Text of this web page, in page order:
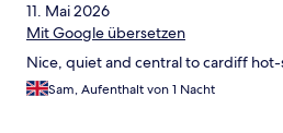
11. Mai 2026
Mit Google übersetzen
Nice, quiet and central to cardiff
Sam, Aufenthalt von 1 Nacht